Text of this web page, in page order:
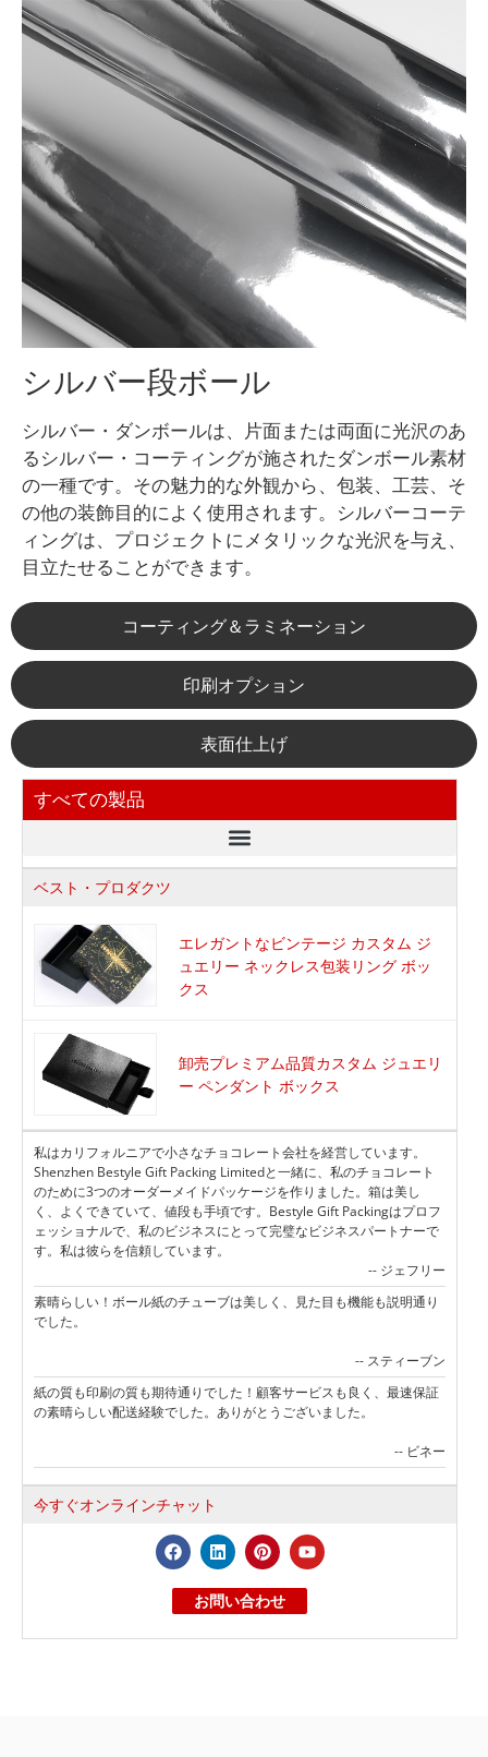
すべての製品
ベスト・プロダクツ
エレガントなビンテージ カスタム ジ
ュエリー ネックレス包装リング ボッ
クス
卸売プレミアム品質カスタム ジュエリ
ー ペンダント ボックス
私はカリフォルニアで小さなチョコレート会社を経営しています。
Shenzhen Bestyle Gift Packing Limitedと一緒に、私のチョコレート
のために3つのオーダーメイドパッケージを作りました。箱は美し
く、よくできていて、値段も手頃です。Bestyle Gift Packingはプロフ
ェッショナルで、私のビジネスにとって完璧なビジネスパートナーで
す。私は彼らを信頼しています。
-- ジェフリー
素晴らしい！ボール紙のチューブは美しく、見た目も機能も説明通り
でした。
-- スティーブン
紙の質も印刷の質も期待通りでした！顧客サービスも良く、最速保証
の素晴らしい配送経験でした。ありがとうございました。
-- ビネー
今すぐオンラインチャット
お問い合わせ
コーティング＆ラミネーション
印刷オプション
表面仕上げ
シルバー段ボール
シルバー・ダンボールは、片面または両面に光沢のあ
るシルバー・コーティングが施されたダンボール素材
の一種です。その魅力的な外観から、包装、工芸、そ
の他の装飾目的によく使用されます。シルバーコーテ
ィングは、プロジェクトにメタリックな光沢を与え、
目立たせることができます。